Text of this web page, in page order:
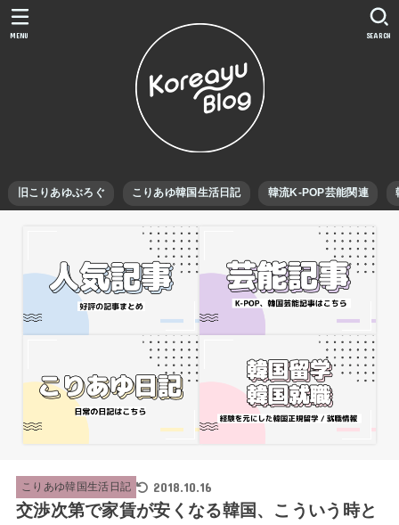
旧こりあゆぶろぐ こりあゆ韓国生活日記 韓流K-POP芸能関連
SEARCH
MENU
こりあゆ韓国生活日記 2018.10.16
交渉次第で家賃が安くなる韓国、こういう時と